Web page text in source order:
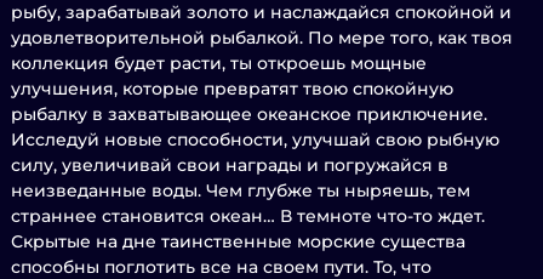
рыбу, зарабатывай золото и наслаждайся спокойной и
удовлетворительной рыбалкой. По мере того, как твоя
коллекция будет расти, ты откроешь мощные
улучшения, которые превратят твою спокойную
рыбалку в захватывающее океанское приключение.
Исследуй новые способности, улучшай свою рыбную
силу, увеличивай свои награды и погружайся в
неизведанные воды. Чем глубже ты ныряешь, тем
страннее становится океан… В темноте что-то ждет.
Скрытые на дне таинственные морские существа
способны поглотить все на своем пути. То, что